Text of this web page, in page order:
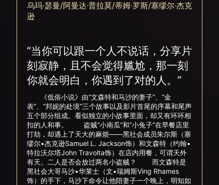
乌玛·瑟曼/阿曼达·普拉莫/蒂姆·罗斯/塞缪尔·杰克
逊
“当你可以跟一个人不说话，分享片
刻寂静，且不会觉得尴尬，那一刻
你就会明白，你遇到了对的人。”
《低俗小说》由“文森特和马沙的妻子”、“金
表”、“邦妮的处境”三个故事以及影片首尾的序幕和尾声
五个部分组成。看似独立的小故事里面，却又有环环相
扣的人和事。 盗贼“小南瓜”和“小兔子”在早餐店里
打劫，却遇上了天大的麻烦——黑社会成员朱尔斯（塞
缪尔•杰克逊Samuel L. Jackson饰）和文森特（约翰•
特拉沃尔塔John Travolta饰）在店内用餐，可谓天外
有天。二人是否会放过两名小盗贼？ 而文森特是
黑社会大哥马沙•华莱士（文•瑞姆斯Ving Rhames
饰）的手下，马沙下命令让他陪妻子一个晚上，明知如